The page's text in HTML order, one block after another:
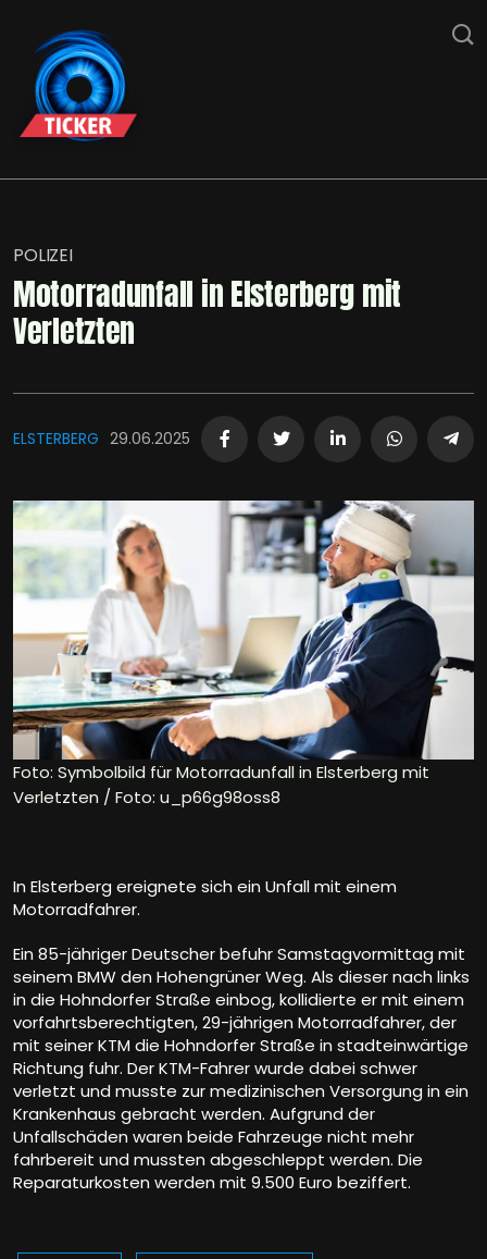
POLIZEI
Motorradunfall in Elsterberg mit
Verletzten
ELSTERBERG 29.06.2025
Foto: Symbolbild für Motorradunfall in Elsterberg mit
Verletzten / Foto: u_p66g98oss8
In Elsterberg ereignete sich ein Unfall mit einem
Motorradfahrer.
Ein 85-jähriger Deutscher befuhr Samstagvormittag mit
seinem BMW den Hohengrüner Weg. Als dieser nach links
in die Hohndorfer Straße einbog, kollidierte er mit einem
vorfahrtsberechtigten, 29-jährigen Motorradfahrer, der
mit seiner KTM die Hohndorfer Straße in stadteinwärtige
Richtung fuhr. Der KTM-Fahrer wurde dabei schwer
verletzt und musste zur medizinischen Versorgung in ein
Krankenhaus gebracht werden. Aufgrund der
Unfallschäden waren beide Fahrzeuge nicht mehr
fahrbereit und mussten abgeschleppt werden. Die
Reparaturkosten werden mit 9.500 Euro beziffert.